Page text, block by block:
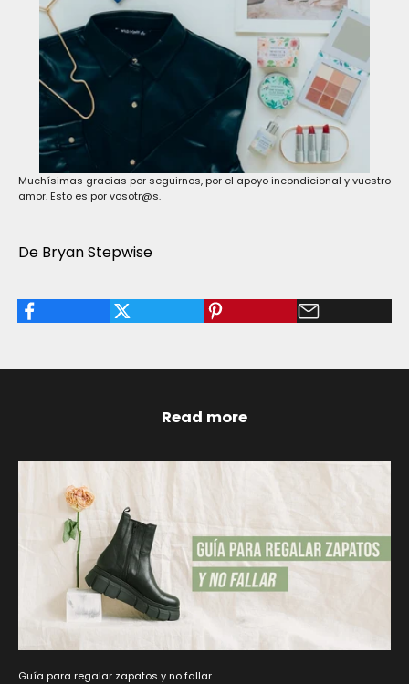
Muchísimas gracias por seguirnos, por el apoyo incondicional y vuestro
amor. Esto es por vosotr@s.
De Bryan Stepwise
Read more
Guía para regalar zapatos y no fallar